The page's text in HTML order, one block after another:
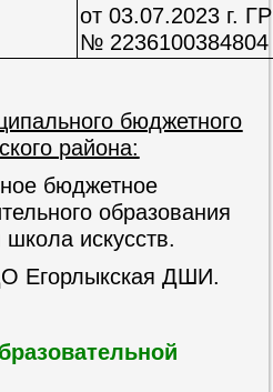
от 03.07.2023 г.
№ 2236100384804
бюджетного
района:
бюджетное
образования
школа искусств.
Егорлыкская ДШИ.